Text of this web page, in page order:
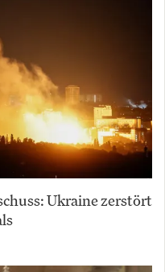
Ukraine zerstört